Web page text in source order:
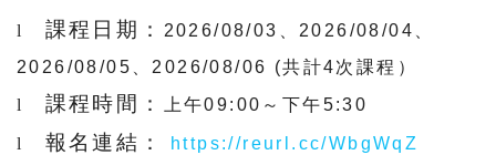
l 課程日期： 2026/08/03 2026/08/04
2026/08/05
2026/08/06 (共計4次課程）
l
課程時間： 上午09:00 ～下午5:30
l 報名連結： https://reurl.cc/WbgWqZ